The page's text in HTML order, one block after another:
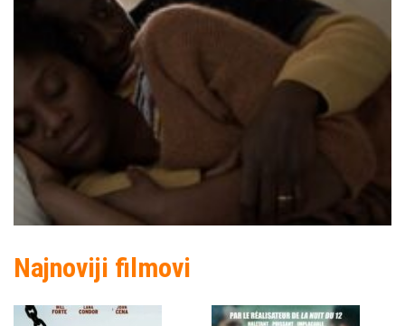
Najnoviji filmovi